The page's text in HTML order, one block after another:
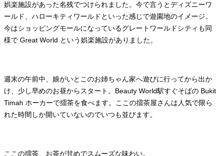
娯楽施設があった名残でつけられました。今で言うとディズニーワ
ールド、ハローキティワールドといった感じで遊園地のイメージ。
今はショッピングモールになっているグレートワールドシティも同
様で Great World という娯楽施設がありました。
週末の午前中、娘がいとこのお姉ちゃん家へ遊びに行ってから出か
け、少し早めのお昼からスタート。Beauty World駅すぐそばの Bukit
Timah ホーカーで擂茶を食べます。ここの擂茶屋さんは人気で限ら
れた時間しか開いていないのでいつも並びます。
ここの擂茶、お茶が甘めでスムーズな味わい。